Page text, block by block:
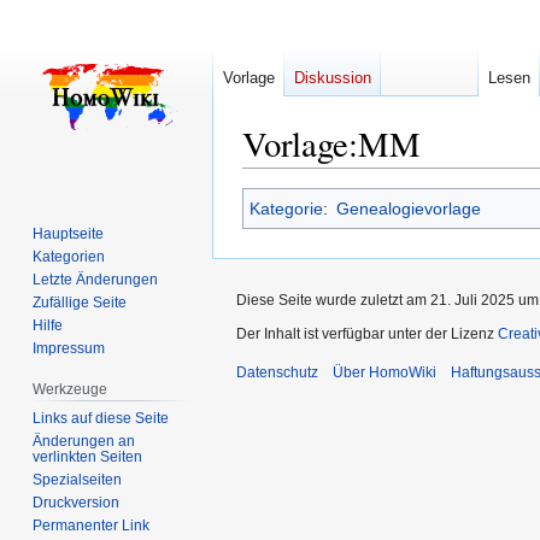
Vorlage:MM
Zur
Navigation
springen
Zur
Suche
springen
Kategorie: Genealogievorlage
Vorlage Diskussion Lesen
Hauptseite
Kategorien
Letzte Änderungen
Zufällige Seite
Hilfe
Impressum
Werkzeuge
Links auf diese Seite
Änderungen an
verlinkten Seiten
Spezialseiten
Druckversion
Permanenter Link
Diese Seite wurde zuletzt am 21. Juli 2025
Der Inhalt ist verfügbar unter der Lizenz
Datenschutz Über HomoWiki